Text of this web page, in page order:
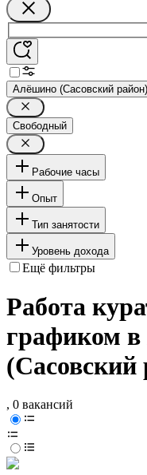
Алёшино (Сасовский район)
Свободный
Рабочие часы
Опыт
Тип занятости
Уровень дохода
Ещё фильтры
Работа
графиком
(Сасовский
, 0 вакансий